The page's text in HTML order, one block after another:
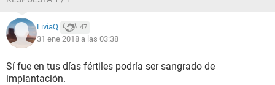
LiviaQ 47
31 ene 2018 a las 03:38
Sí fue en tus días fértiles podría ser sangrado de
implantación.